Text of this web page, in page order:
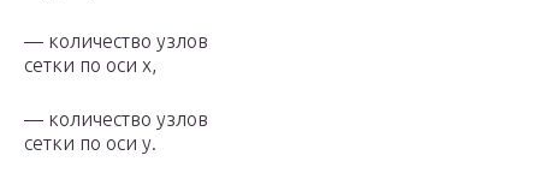
— количество узлов
сетки по оси х,
— количество узлов
сетки по оси y.